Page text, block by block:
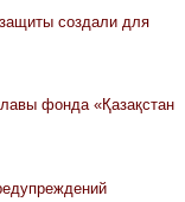
создали для
фонда «Қазақстан